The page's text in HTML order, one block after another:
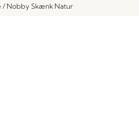
/ Nobby Skænk Natur